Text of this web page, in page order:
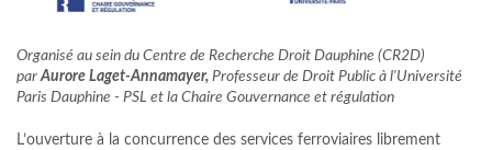
Organisé au sein du Centre de Recherche Droit Dauphine (CR2D)
par Aurore Laget-Annamayer, Professeur de Droit Public à l'Université
Paris Dauphine - PSL et la Chaire Gouvernance et régulation
L’ouverture à la concurrence des services ferroviaires librement